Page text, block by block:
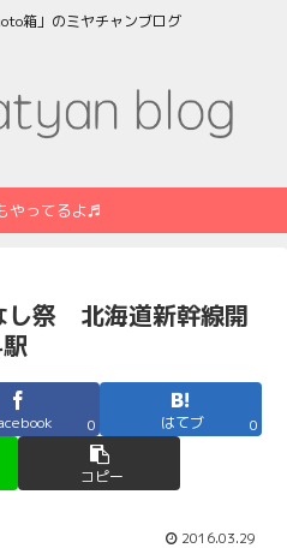
箱」のミヤチャンブログ
やってるよ♬
し祭 北海道新幹線開
0 はてブ 0
コピー
2016.03.29